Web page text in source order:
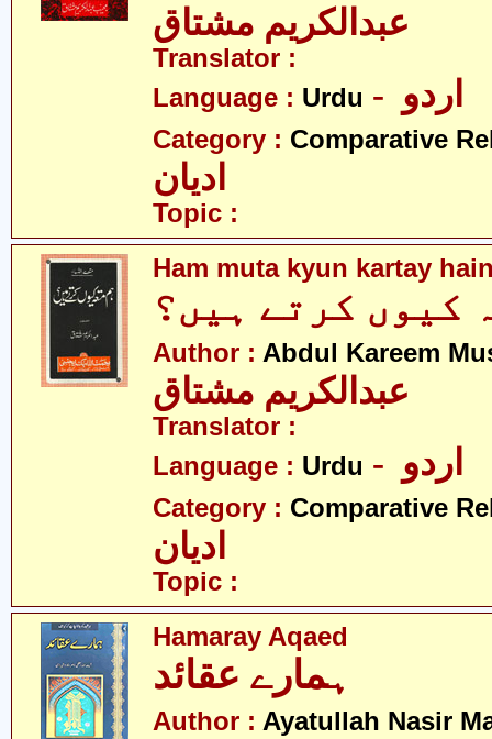
عبدالکریم مشتاق
Translator :
Language : Urdu
Category : Comparative
ادیان
Topic :
Ham muta kyun kartay
کیوں کرتے ہیں؟
Author : Abdul Kareem
عبدالکریم مشتاق
Translator :
Language : Urdu
Category : Comparative
ادیان
Topic :
Hamaray Aqaed
ہمارے عقائد
Author : Ayatullah Nasir